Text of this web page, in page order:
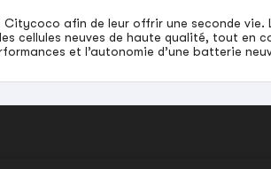
afin de leur offrir une seconde vie.
cellules neuves de haute qualité, tout en
et l’autonomie d’une batterie